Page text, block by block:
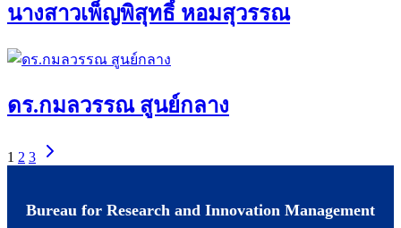
นางสาวเพ็ญพิสุทธิ์ หอมสุวรรณ
ดร.กมลวรรณ สูนย์กลาง
1 2 3
Bureau for Research and Innovation Management